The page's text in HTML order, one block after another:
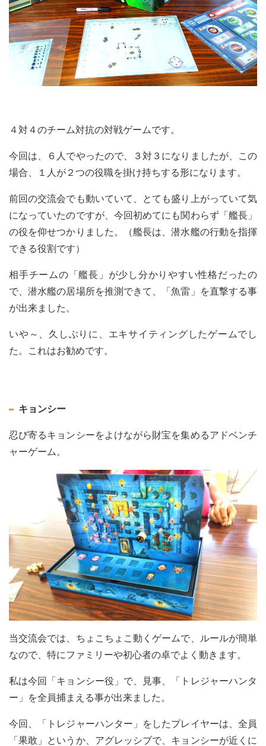
４対４のチーム対抗の対戦ゲームです。
今回は、６人でやったので、３対３になりましたが、この
場合、１人が２つの役職を掛け持ちする形になります。
前回の交流会でも動いていて、とても盛り上がっていて気
になっていたのですが、今回初めてにも関わらず「艦長」
の役を仰せつかりました。（艦長は、潜水艦の行動を指揮
できる役割です）
相手チームの「艦長」が少し分かりやすい性格だったの
で、潜水艦の居場所を推測できて、「魚雷」を直撃する事
が出来ました。
いや～、久しぶりに、エキサイティングしたゲームでし
た。これはお勧めです。
キョンシー
忍び寄るキョンシーをよけながら財宝を集めるアドベンチ
ャーゲーム。
当交流会では、ちょこちょこ動くゲームで、ルールが簡単
なので、特にファミリーや初心者の卓でよく動きます。
私は今回「キョンシー役」で、見事、「トレジャーハンタ
ー」を全員捕まえる事が出来ました。
今回、「トレジャーハンター」をしたプレイヤーは、全員
「果敢」というか、アグレッシブで、キョンシーが近くに